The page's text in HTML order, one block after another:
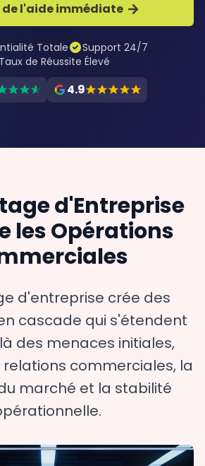
de l'aide immédiate
Totale
Support 24/7
Taux de Réussite Élevé
4.9
d'Entreprise
les Opérations
d'entreprise crée des
cascade qui s'étendent
des menaces initiales,
commerciales, la
marché et la stabilité